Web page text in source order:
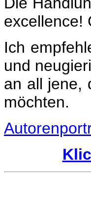
excellence!
Ich
und
an all jene,
möchten.